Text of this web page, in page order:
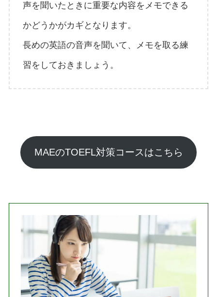
声を聞いたときに重要な内容をメモできる
かどうかがカギとなります。
長めの英語の音声を聞いて、メモを取る練
習をしておきましょう。
MAEのTOEFL対策コースはこちら